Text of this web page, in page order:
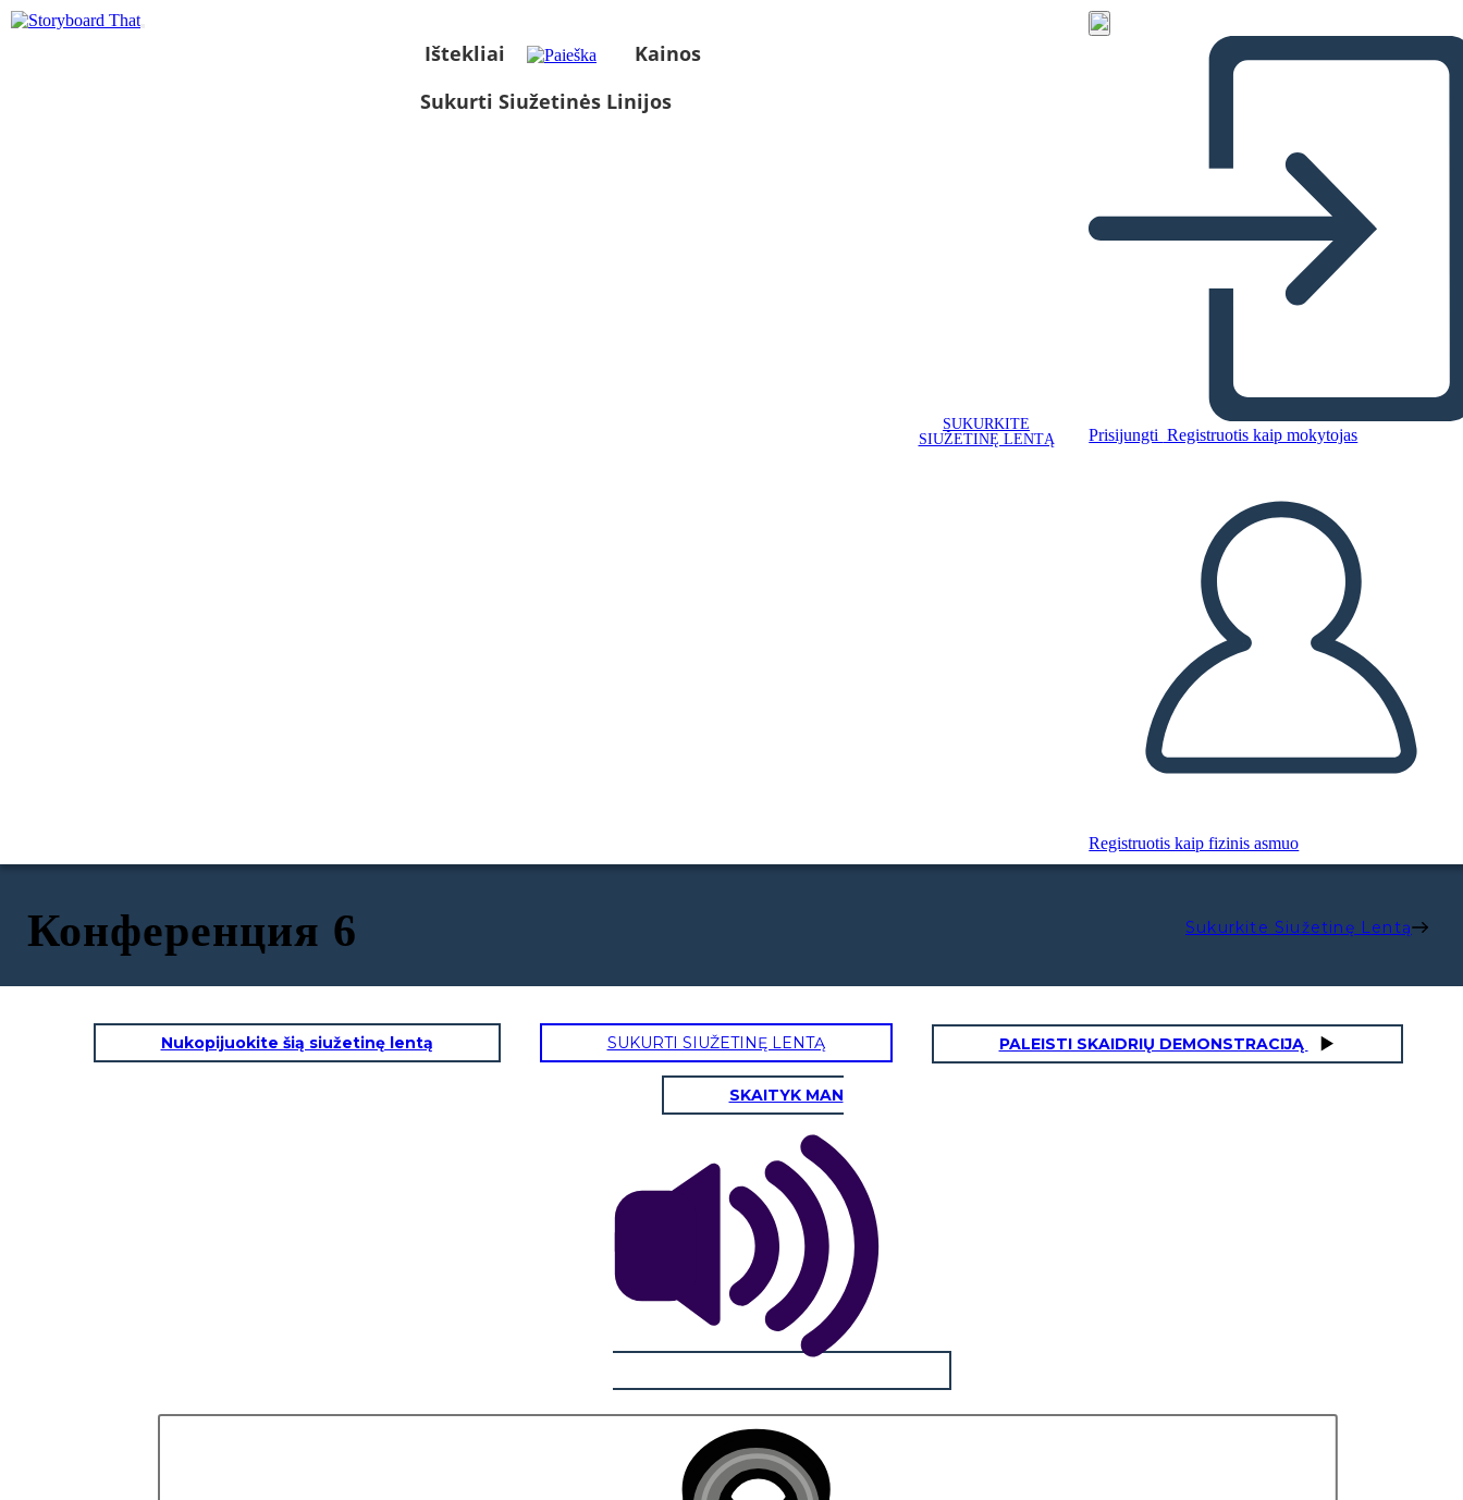
Ištekliai
Kainos
Sukurti Siužetinės Linijos
SUKURKITE
SIUŽETINĘ LENTĄ
Prisijungti Registruotis kaip mokytojas
Registruotis kaip fizinis asmuo
Конференция 6 Sukurkite Siužetinę Lentą
Nukopijuokite šią siužetinę lentą SUKURTI SIUŽETINĘ LENTĄ PALEISTI SKAIDRIŲ DEMONSTRACIJĄ
SKAITYK MAN